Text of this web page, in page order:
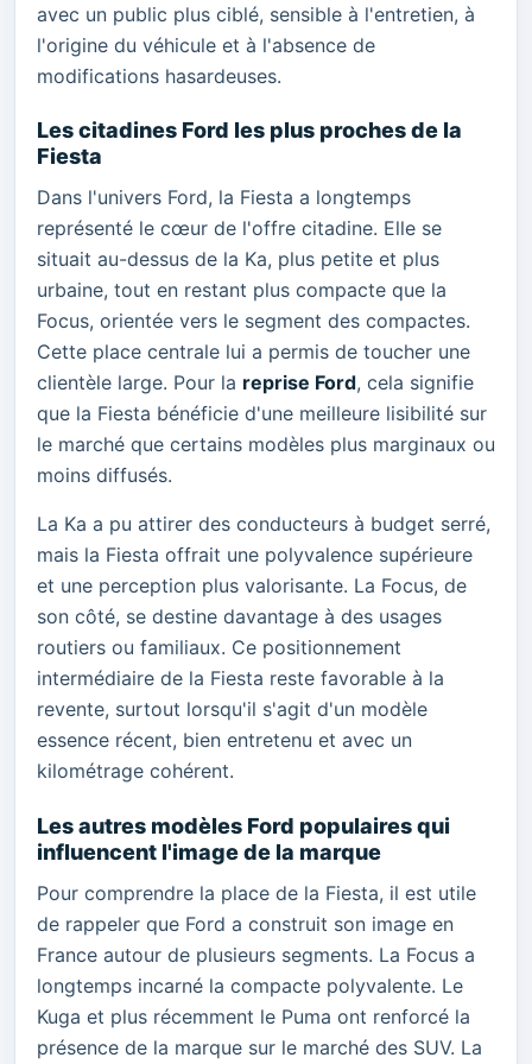
avec un public plus ciblé, sensible à l'entretien, à
l'origine du véhicule et à l'absence de
modifications hasardeuses.
Les citadines Ford les plus proches de la
Fiesta
Dans l'univers Ford, la Fiesta a longtemps
représenté le cœur de l'offre citadine. Elle se
situait au-dessus de la Ka, plus petite et plus
urbaine, tout en restant plus compacte que la
Focus, orientée vers le segment des compactes.
Cette place centrale lui a permis de toucher une
clientèle large. Pour la reprise Ford, cela signifie
que la Fiesta bénéficie d'une meilleure lisibilité sur
le marché que certains modèles plus marginaux ou
moins diffusés.
La Ka a pu attirer des conducteurs à budget serré,
mais la Fiesta offrait une polyvalence supérieure
et une perception plus valorisante. La Focus, de
son côté, se destine davantage à des usages
routiers ou familiaux. Ce positionnement
intermédiaire de la Fiesta reste favorable à la
revente, surtout lorsqu'il s'agit d'un modèle
essence récent, bien entretenu et avec un
kilométrage cohérent.
Les autres modèles Ford populaires qui
influencent l'image de la marque
Pour comprendre la place de la Fiesta, il est utile
de rappeler que Ford a construit son image en
France autour de plusieurs segments. La Focus a
longtemps incarné la compacte polyvalente. Le
Kuga et plus récemment le Puma ont renforcé la
présence de la marque sur le marché des SUV. La